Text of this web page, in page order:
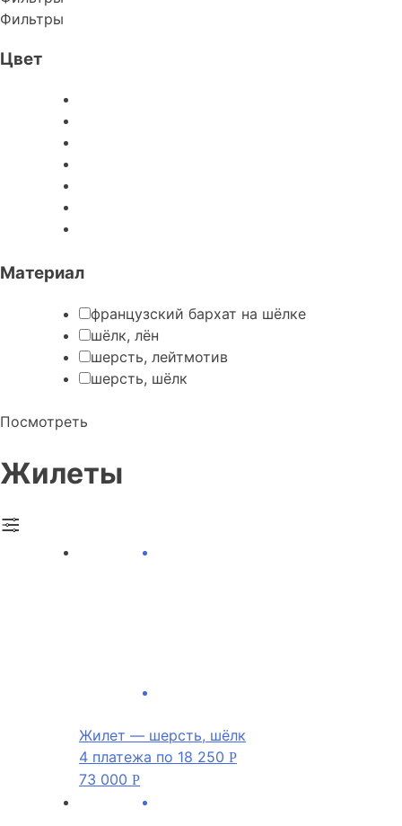
Фильтры
Цвет
Материал
французский бархат на шёлке
шёлк, лён
шерсть, лейтмотив
шерсть, шёлк
Посмотреть
Жилеты
Жилет — шерсть, шёлк
4 платежа по 18 250 Р
73 000 Р